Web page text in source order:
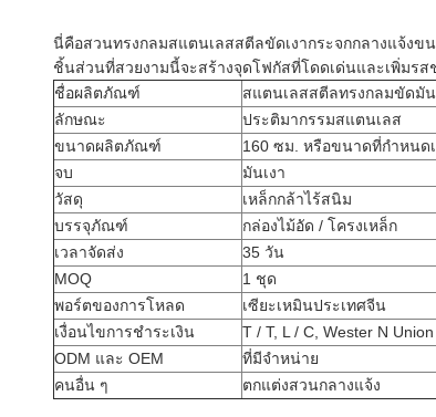
นี่คือสวนทรงกลมสแตนเลสสตีลขัดเงากระจกกลางแจ้ง
ชิ้นส่วนที่สวยงามนี้จะสร้างจุดโฟกัสที่โดดเด่นและเพิ่มรส
ชื่อผลิตภัณฑ์
สแตนเลสสตีลทรงกลมขัดมัน
ลักษณะ
ประติมากรรมสแตนเลส
ขนาดผลิตภัณฑ์
160 ซม. หรือขนาดที่กำหนดเ
จบ
มันเงา
วัสดุ
เหล็กกล้าไร้สนิม
บรรจุภัณฑ์
กล่องไม้อัด / โครงเหล็ก
เวลาจัดส่ง
35 วัน
MOQ
1 ชุด
พอร์ตของการโหลด
เซียะเหมินประเทศจีน
เงื่อนไขการชำระเงิน
T / T, L / C, Wester N Union
ODM และ OEM
ที่มีจำหน่าย
คนอื่น ๆ
ตกแต่งสวนกลางแจ้ง